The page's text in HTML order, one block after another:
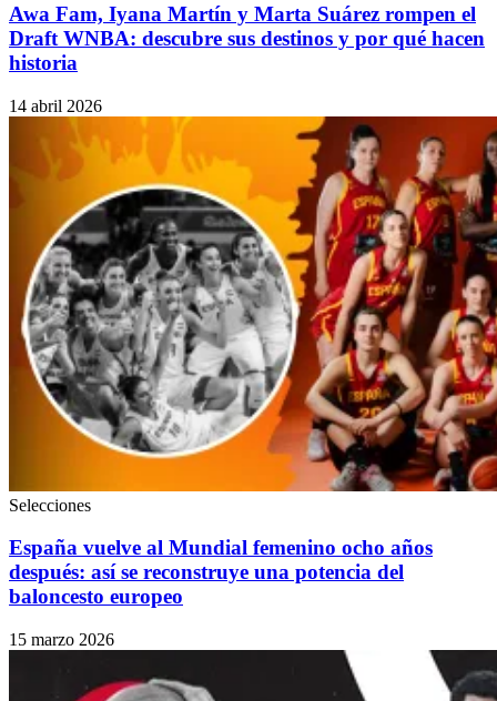
Awa Fam, Iyana Martín y Marta Suárez rompen el
Draft WNBA: descubre sus destinos y por qué hacen
historia
14 abril 2026
Selecciones
España vuelve al Mundial femenino ocho años
después: así se reconstruye una potencia del
baloncesto europeo
15 marzo 2026